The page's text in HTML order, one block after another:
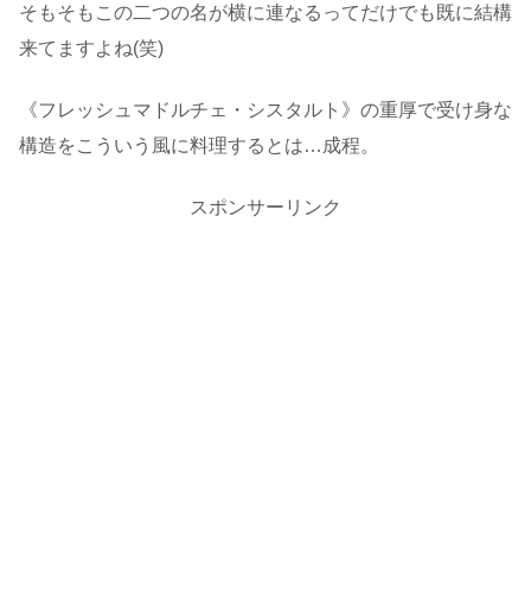
そもそもこの二つの名が横に連なるってだけでも既に結構
来てますよね(笑)
《フレッシュマドルチェ・シスタルト》の重厚で受け身な
構造をこういう風に料理するとは…成程。
スポンサーリンク